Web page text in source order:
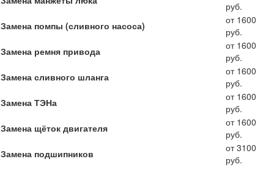
руб.
Замена помпы (сливного насоса)
от 1600
руб.
Замена ремня привода
от 1600
руб.
Замена сливного шланга
от 1600
руб.
Замена ТЭНа
от 1600
руб.
Замена щёток двигателя
от 1600
руб.
Замена подшипников
от 3100
руб.